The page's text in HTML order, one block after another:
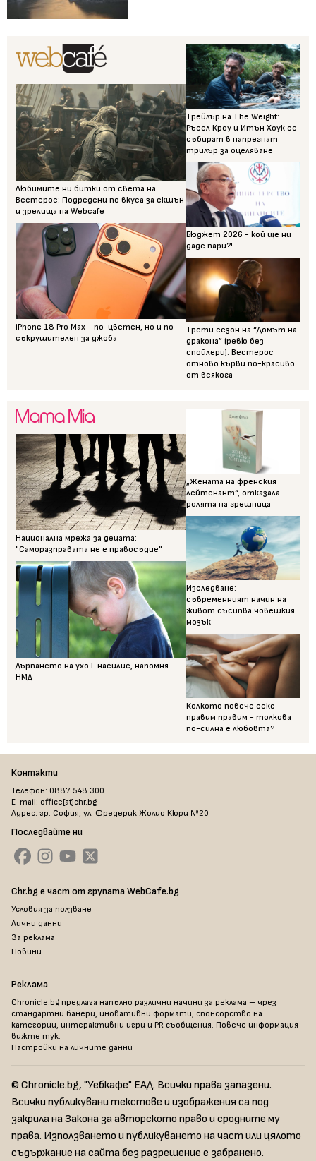
Любимите ни битки от света на
Вестерос: Подредени по вкуса за екшън
и зрелища на Webcafe
iPhone 18 Pro Max - по-цветен, но и по-
съкрушителен за джоба
Трейлър на The Weight:
Ръсел Кроу и Итън Хоук се
събират в напрегнат
трилър за оцеляване
Бюджет 2026 - кой ще ни
даде пари?!
Трети сезон на “Домът на
дракона” (ревю без
спойлери): Вестерос
отново кърви по-красиво
от всякога
Национална мрежа за децата:
"Саморазправата не е правосъдие"
Дърпането на ухо Е насилие, напомня
НМД
„Жената на френския
лейтенант“, отказала
ролята на грешница
Изследване:
съвременният начин на
живот съсипва човешкия
мозък
Колкото повече секс
правим правим - толкова
по-силна е любовта?
Контакти
Телефон: 0887 548 300
E-mail: office[at]chr.bg
Адрес: гр. София, ул. Фредерик Жолио Кюри №20
Последвайте ни
Chr.bg е част от групата WebCafe.bg
Условия за ползване
Лични данни
За реклама
Новини
Реклама
Chronicle.bg предлага напълно различни начини за реклама – чрез
стандартни банери, иновативни формати, спонсорство на
категории, интерактивни игри и PR съобщения. Повече информация
вижте тук.
Настройки на личните данни
© Chronicle.bg, "Уебкафе" ЕАД. Всички права запазени.
Всички публикувани текстове и изображения са под
закрила на Закона за авторското право и сродните му
права. Използването и публикуването на част или цялото
съдържание на сайта без разрешение е забранено.